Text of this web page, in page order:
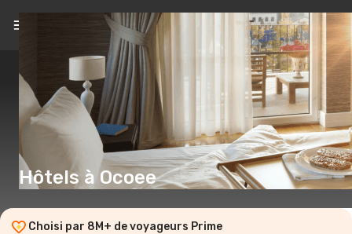
FR(€)
Hôtels à Ocoee
Choisi par 8M+ de voyageurs Prime